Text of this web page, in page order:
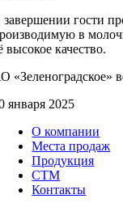
завершении гости
в
высокое качество.
«Зеленоградское»
января 2025
О компании
Места продаж
Продукция
СТМ
Контакты